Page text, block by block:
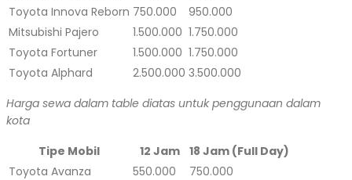
Toyota Innova Reborn 750.000
950.000
Mitsubishi Pajero
1.500.000 1.750.000
Toyota Fortuner
1.500.000 1.750.000
Toyota Alphard
2.500.000 3.500.000
Harga sewa dalam table diatas untuk penggunaan dalam
kota
Tipe Mobil
12 Jam
18 Jam (Full Day)
Toyota Avanza
550.000
750.000